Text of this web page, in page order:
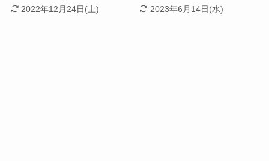
2022年12月24日(土) 2023年6月14日(水)